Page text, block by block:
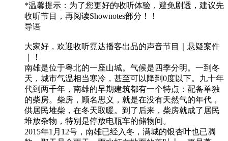
*温馨提示：为了您更好的收听体验，避免剧透，建议先
收听节目，再阅读Shownotes部分！！
导语
大家好，欢迎收听霓达播客出品的声音节目｜悬疑案件
｜！
南雄是位于粤北的一座山城。气候是四季分明。一到冬
天，城市气温相当寒冷，甚至可以降到0度以下。九十年
代到两千年，南雄的早期建筑都有一个特点：配备单独
的柴房。柴房，顾名思义，就是在没有天然气的年代，
供居民堆柴，在冬天取暖。到了后来，柴房就成了居民
堆放杂物，特别是停放电瓶车的储物间。
2015年1月12号，南雄已经入冬，满城的银杏叶也已凋